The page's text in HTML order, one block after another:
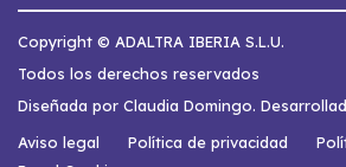
Copyright © ADALTRA IBERIA S.L.U.
Todos los derechos reservados
Diseñada por Claudia Domingo.
Aviso legal
Política de privacidad